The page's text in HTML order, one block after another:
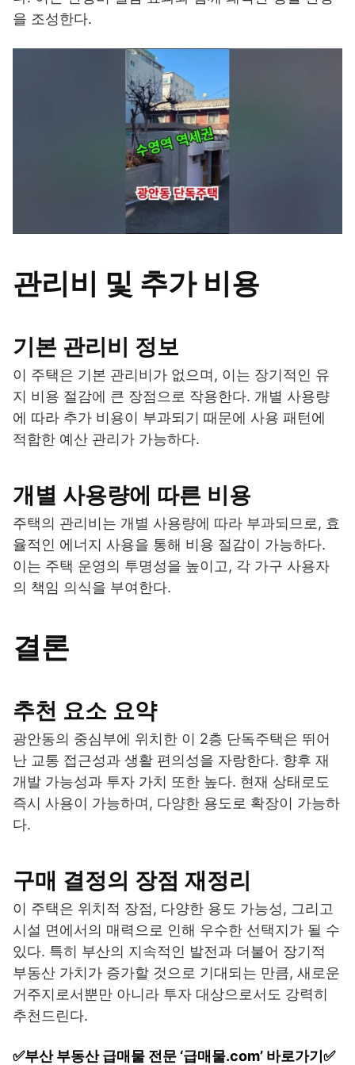
을 조성한다.
관리비 및 추가 비용
기본 관리비 정보
이 주택은 기본 관리비가 없으며, 이는 장기적인 유
지 비용 절감에 큰 장점으로 작용한다. 개별 사용량
에 따라 추가 비용이 부과되기 때문에 사용 패턴에
적합한 예산 관리가 가능하다.
개별 사용량에 따른 비용
주택의 관리비는 개별 사용량에 따라 부과되므로, 효
율적인 에너지 사용을 통해 비용 절감이 가능하다.
이는 주택 운영의 투명성을 높이고, 각 가구 사용자
의 책임 의식을 부여한다.
결론
추천 요소 요약
광안동의 중심부에 위치한 이 2층 단독주택은 뛰어
난 교통 접근성과 생활 편의성을 자랑한다. 향후 재
개발 가능성과 투자 가치 또한 높다. 현재 상태로도
즉시 사용이 가능하며, 다양한 용도로 확장이 가능하
다.
구매 결정의 장점 재정리
이 주택은 위치적 장점, 다양한 용도 가능성, 그리고
시설 면에서의 매력으로 인해 우수한 선택지가 될 수
있다. 특히 부산의 지속적인 발전과 더불어 장기적
부동산 가치가 증가할 것으로 기대되는 만큼, 새로운
거주지로서뿐만 아니라 투자 대상으로서도 강력히
추천드린다.
✅부산 부동산 급매물 전문 ‘급매물.com’ 바로가기✅